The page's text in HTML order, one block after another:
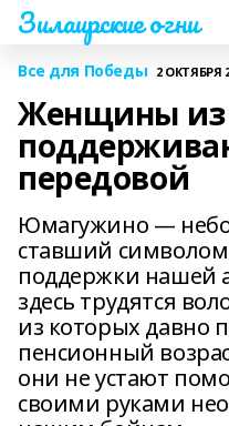
Зилаирские огни
Все для Победы 2 ОКТЯБРЯ
Женщины
передовой
Юмагужино —
ставший
поддержки нашей
здесь трудятся
из которых давно
пенсионный
они не устают
своими руками